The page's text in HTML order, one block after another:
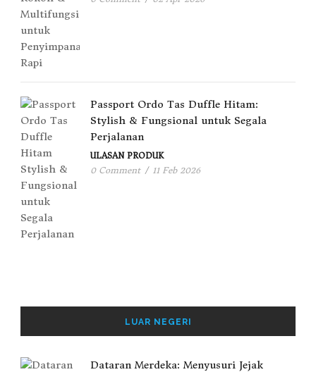
Passport Ordo Tas Duffle Hitam:
Stylish & Fungsional untuk Segala
Perjalanan
ULASAN PRODUK
0 Comment / 11 Feb 2026
LUAR NEGERI
Dataran Merdeka: Menyusuri Jejak